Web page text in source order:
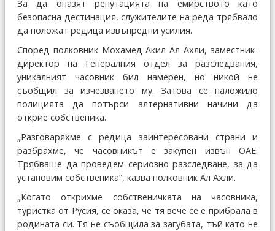
За да опазят репутацията на емирството като
безопасна дестинация, служителите на реда трябвало
да положат редица извънредни усилия.
Според полковник Мохамед Акил Ал Ахли, заместник-
директор на Генералния отдел за разследвания,
уникалният часовник бил намерен, но никой не
съобщил за изчезването му. Затова се наложило
полицията да потърси алтернативни начини да
открие собственика.
„Разговаряхме с редица заинтересовани страни и
разбрахме, че часовникът е закупен извън ОАЕ.
Трябваше да проведем сериозно разследване, за да
установим собственика“, казва полковник Ал Ахли.
„Когато открихме собственичката на часовника,
туристка от Русия, се оказа, че тя вече се е прибрала в
родината си. Тя не съобщила за загубата, тъй като не